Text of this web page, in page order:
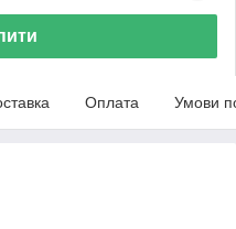
Оплата Умови